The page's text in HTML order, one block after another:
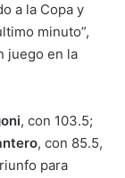
a la Copa y
minuto”,
juego en la
, con 103.5;
, con 85.5,
para